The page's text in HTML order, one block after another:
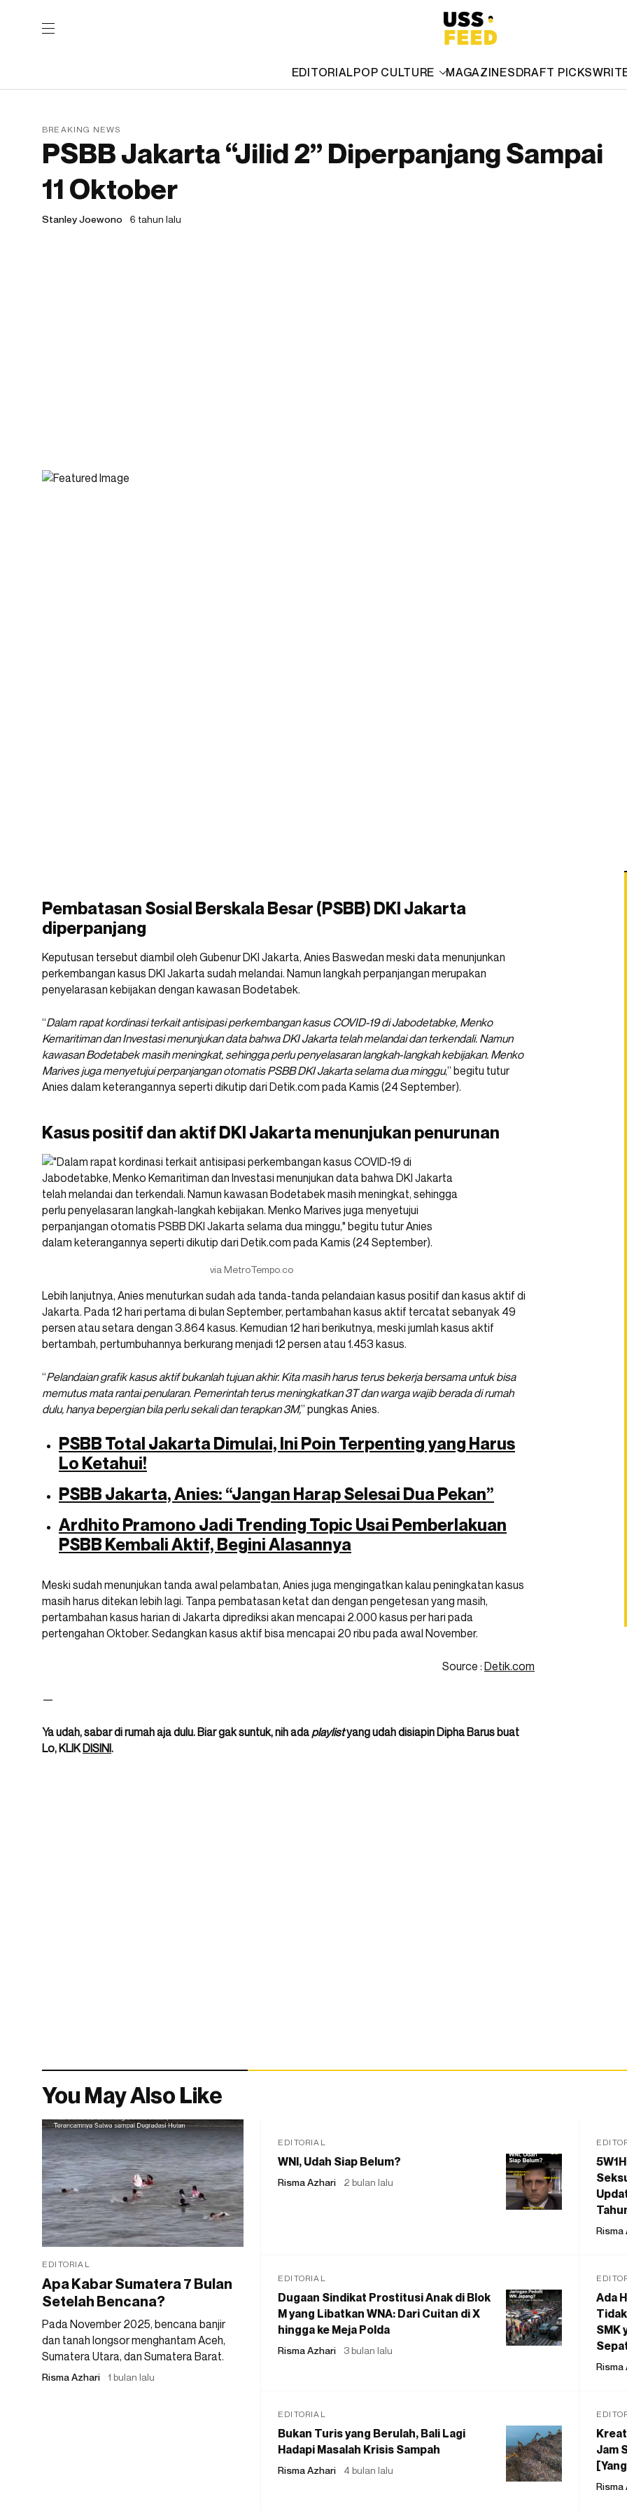
EDITORIALPOP CULTURE MAGAZINESDRAFT PICKS
BREAKING NEWS
PSBB Jakarta “Jilid 2” Diperpanjang Sampai
11 Oktober
Stanley Joewono 6 tahun lalu
Pembatasan Sosial Berskala Besar (PSBB) DKI Jakarta
diperpanjang
Keputusan tersebut diambil oleh Gubenur DKI Jakarta, Anies Baswedan meski data menunjunkan
perkembangan kasus DKI Jakarta sudah melandai. Namun langkah perpanjangan merupakan
penyelarasan kebijakan dengan kawasan Bodetabek.
“Dalam rapat kordinasi terkait antisipasi perkembangan kasus COVID-19 di Jabodetabke, Menko
Kemaritiman dan Investasi menunjukan data bahwa DKI Jakarta telah melandai dan terkendali. Namun
kawasan Bodetabek masih meningkat, sehingga perlu penyelasaran langkah-langkah kebijakan. Menko
Marives juga menyetujui perpanjangan otomatis PSBB DKI Jakarta selama dua minggu,” begitu tutur
Anies dalam keterangannya seperti dikutip dari Detik.com pada Kamis (24 September).
Kasus positif dan aktif DKI Jakarta menunjukan penurunan
via MetroTempo.co
Lebih lanjutnya, Anies menuturkan sudah ada tanda-tanda pelandaian kasus positif dan kasus aktif di
Jakarta. Pada 12 hari pertama di bulan September, pertambahan kasus aktif tercatat sebanyak 49
persen atau setara dengan 3.864 kasus. Kemudian 12 hari berikutnya, meski jumlah kasus aktif
bertambah, pertumbuhannya berkurang menjadi 12 persen atau 1.453 kasus.
“Pelandaian grafik kasus aktif bukanlah tujuan akhir. Kita masih harus terus bekerja bersama untuk bisa
memutus mata rantai penularan. Pemerintah terus meningkatkan 3T dan warga wajib berada di rumah
dulu, hanya bepergian bila perlu sekali dan terapkan 3M,” pungkas Anies.
PSBB Total Jakarta Dimulai, Ini Poin Terpenting yang Harus
Lo Ketahui!
PSBB Jakarta, Anies: “Jangan Harap Selesai Dua Pekan”
Ardhito Pramono Jadi Trending Topic Usai Pemberlakuan
PSBB Kembali Aktif, Begini Alasannya
Meski sudah menunjukan tanda awal pelambatan, Anies juga mengingatkan kalau peningkatan kasus
masih harus ditekan lebih lagi. Tanpa pembatasan ketat dan dengan pengetesan yang masih,
pertambahan kasus harian di Jakarta diprediksi akan mencapai 2.000 kasus per hari pada
pertengahan Oktober. Sedangkan kasus aktif bisa mencapai 20 ribu pada awal November.
Source : Detik.com
—
Ya udah, sabar di rumah aja dulu. Biar gak suntuk, nih ada playlistyang udah disiapin Dipha Barus buat
Lo, KLIKDISINI.
You May Also Like
EDITORIAL
Apa Kabar Sumatera 7 Bulan
Setelah Bencana?
Pada November 2025, bencana banjir
dan tanah longsor menghantam Aceh,
Sumatera Utara, dan Sumatera Barat.
Risma Azhari 1 bulan lalu
EDITORIAL
WNI, Udah Siap Belum?
Risma Azhari 2 bulan lalu
Risma
EDITORIAL
Dugaan Sindikat Prostitusi Anak di Blok
M yang Libatkan WNA: Dari Cuitan di X
hingga ke Meja Polda
Risma Azhari 3 bulan lalu
Ada
SMK
Risma
EDITORIAL
Bukan Turis yang Berulah, Bali Lagi
Hadapi Masalah Krisis Sampah
Risma Azhari 4 bulan lalu
Jam
Risma